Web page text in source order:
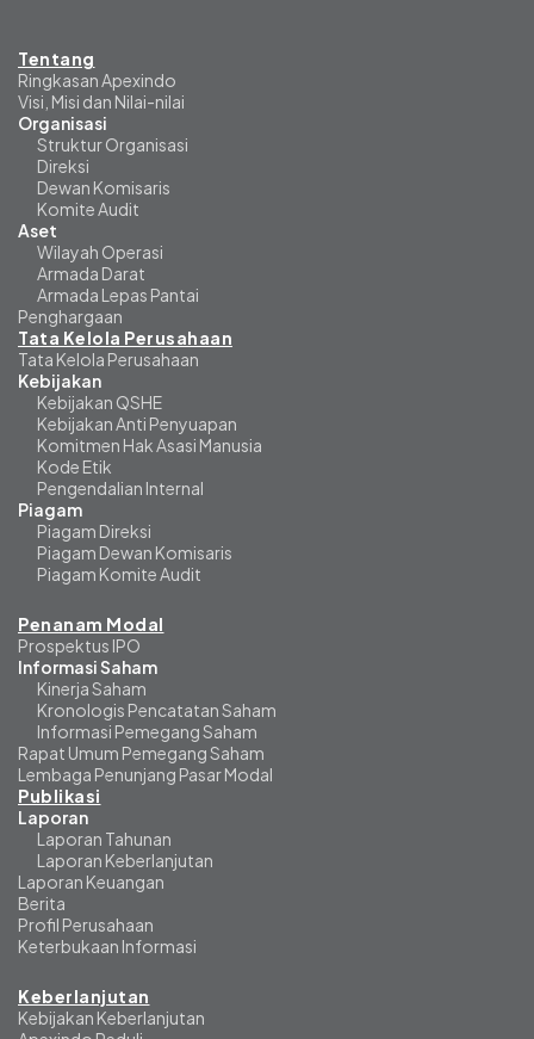
Tentang
Ringkasan Apexindo
Visi, Misi dan Nilai-nilai
Organisasi
Struktur Organisasi
Direksi
Dewan Komisaris
Komite Audit
Aset
Wilayah Operasi
Armada Darat
Armada Lepas Pantai
Penghargaan
Tata Kelola Perusahaan
Tata Kelola Perusahaan
Kebijakan
Kebijakan QSHE
Kebijakan Anti Penyuapan
Komitmen Hak Asasi Manusia
Kode Etik
Pengendalian Internal
Piagam
Piagam Direksi
Piagam Dewan Komisaris
Piagam Komite Audit
Penanam Modal
Prospektus IPO
Informasi Saham
Kinerja Saham
Kronologis Pencatatan Saham
Informasi Pemegang Saham
Rapat Umum Pemegang Saham
Lembaga Penunjang Pasar Modal
Publikasi
Laporan
Laporan Tahunan
Laporan Keberlanjutan
Laporan Keuangan
Berita
Profil Perusahaan
Keterbukaan Informasi
Keberlanjutan
Kebijakan Keberlanjutan